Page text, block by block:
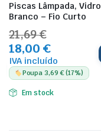
Piscas Lâmpada, Vidro
Branco – Fio Curto
21,69 €
18,00 €
IVA incluído
Poupa 3,69 € (17%)
Em stock